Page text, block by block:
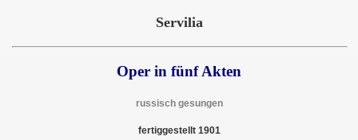
Servilia
Oper in fünf Akten
russisch gesungen
fertiggestellt 1901